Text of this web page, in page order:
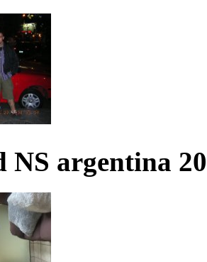
NS argentina